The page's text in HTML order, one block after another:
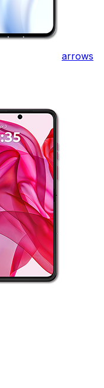
arrows